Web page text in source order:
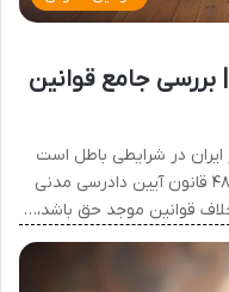
جامع قوانین
در شرایطی باطل است
که با یکی از موارد مشخص شده در ماده ۴۸۹ قانون آیین دادرسی مدنی
قوانین موجد حق باشد،…